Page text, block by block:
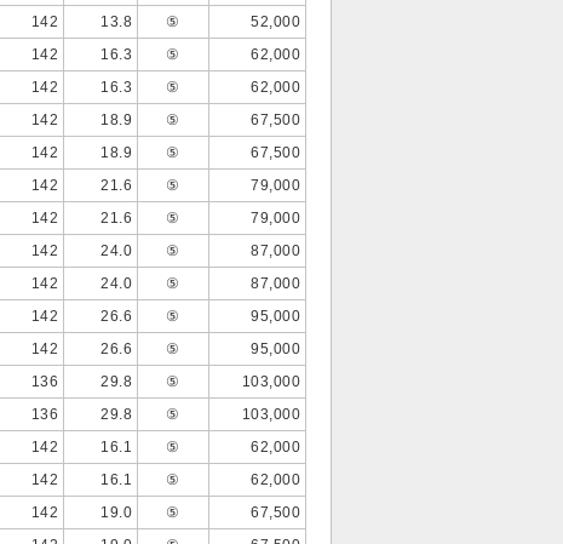
142 13.8 ⑤
52,000
142 16.3 ⑤
62,000
142 16.3 ⑤
62,000
142 18.9 ⑤
67,500
142 18.9 ⑤
67,500
142 21.6 ⑤
79,000
142 21.6 ⑤
79,000
142 24.0 ⑤
87,000
142 24.0 ⑤
87,000
142 26.6 ⑤
95,000
142 26.6 ⑤
95,000
136 29.8 ⑤
103,000
136 29.8 ⑤
103,000
142 16.1 ⑤
62,000
142 16.1 ⑤
62,000
142 19.0 ⑤
67,500